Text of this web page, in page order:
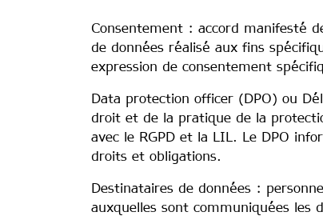
Consentement : accord manifesté
de données réalisé aux fins
expression de consentement
Data protection officer (DPO) ou
droit et de la pratique de la
avec le RGPD et la LIL. Le DPO
droits et obligations.
Destinataires de données :
auxquelles sont communiquées les